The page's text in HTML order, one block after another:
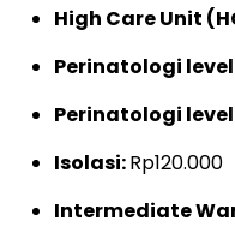
High Care Unit
Perinatologi level
Perinatologi level
Isolasi:Rp120.000
Intermediate